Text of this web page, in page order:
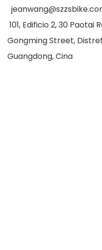
101, Edificio 2, 30 Paotai
Gongming Street,
Guangdong, Cina